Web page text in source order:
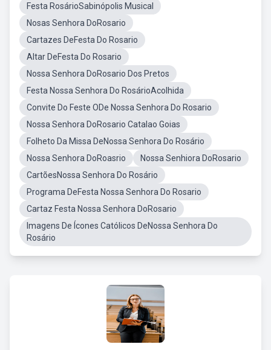
Festa RosárioSabinópolis Musical
Nosas Senhora DoRosario
Cartazes DeFesta Do Rosario
Altar DeFesta Do Rosario
Nossa Senhora DoRosario Dos Pretos
Festa Nossa Senhora Do RosárioAcolhida
Convite Do Feste ODe Nossa Senhora Do Rosario
Nossa Senhora DoRosario Catalao Goias
Folheto Da Missa DeNossa Senhora Do Rosário
Nossa Senhora DoRoasrio
Nossa Senhiora DoRosario
CartõesNossa Senhora Do Rosário
Programa DeFesta Nossa Senhora Do Rosario
Cartaz Festa Nossa Senhora DoRosario
Imagens De Ícones Católicos DeNossa Senhora Do
Rosário